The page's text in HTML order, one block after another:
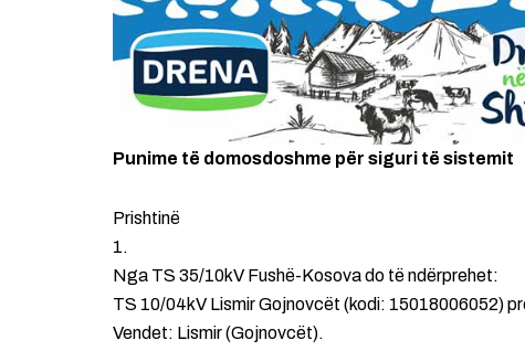
Punime të domosdoshme për siguri të sistemit
Prishtinë
1.
Nga TS 35/10kV Fushë-Kosova do të ndërprehet:
TS 10/04kV Lismir Gojnovcët (kodi: 15018006052)
Vendet: Lismir (Gojnovcët).